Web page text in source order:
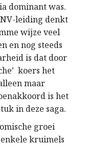
dominant was.
leiding denkt
wijze veel
en nog steeds
is dat door
koers het
maar
is het
in deze saga.
groei
kruimels